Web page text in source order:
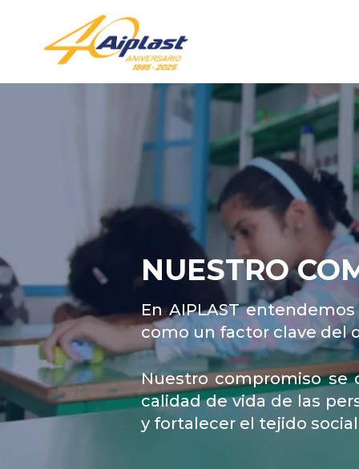
contenido
NUESTRO
En AIPLAST
como un factor clave del
Nuestro compromiso se
calidad de vida de las
y fortalecer el tejido